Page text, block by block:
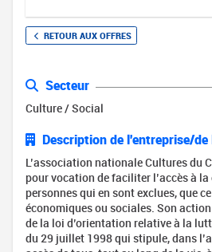
RETOUR AUX OFFRES
Secteur
Culture / Social
Description de l'entreprise/de
L’association nationale Cultures du
pour vocation de faciliter l’accès à
personnes qui en sont exclues, que
économiques ou sociales. Son
de la loi d’orientation relative à la
du 29 juillet 1998 qui stipule, dans